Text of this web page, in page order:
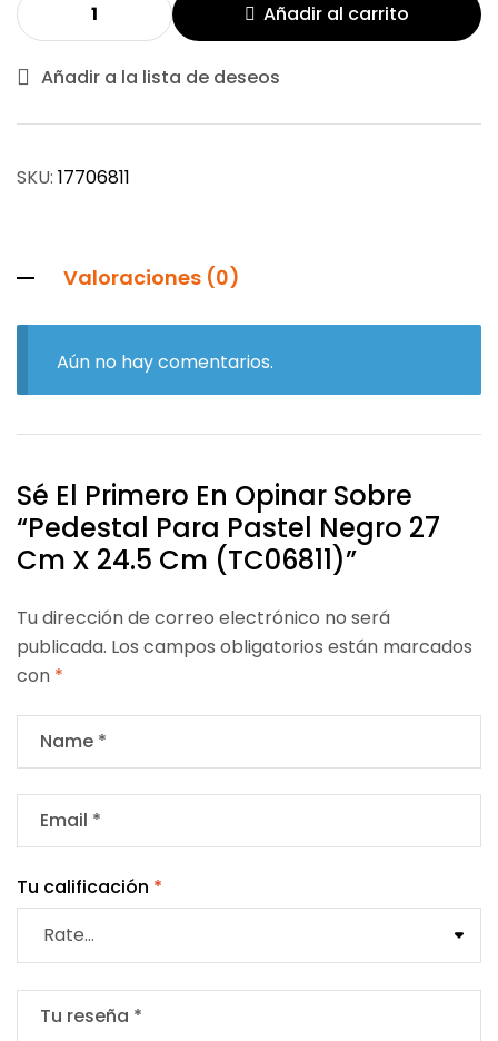
Añadir al carrito
Añadir a la lista de deseos
SKU: 17706811
Valoraciones (0)
Aún no hay comentarios.
Sé El Primero En Opinar Sobre
“Pedestal Para Pastel Negro 27
Cm X 24.5 Cm (TC06811)”
Tu dirección de correo electrónico no será
publicada. Los campos obligatorios están marcados
con *
Tu calificación *